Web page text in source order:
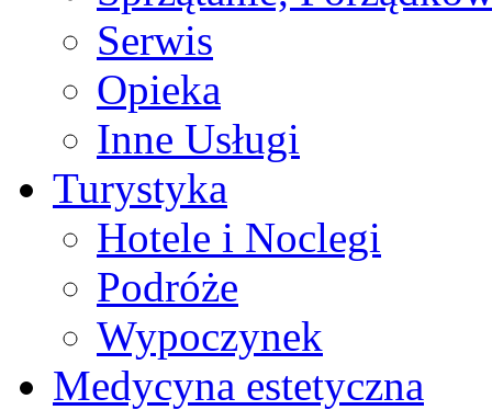
Serwis
Opieka
Inne Usługi
Turystyka
Hotele i Noclegi
Podróże
Wypoczynek
Medycyna estetyczna